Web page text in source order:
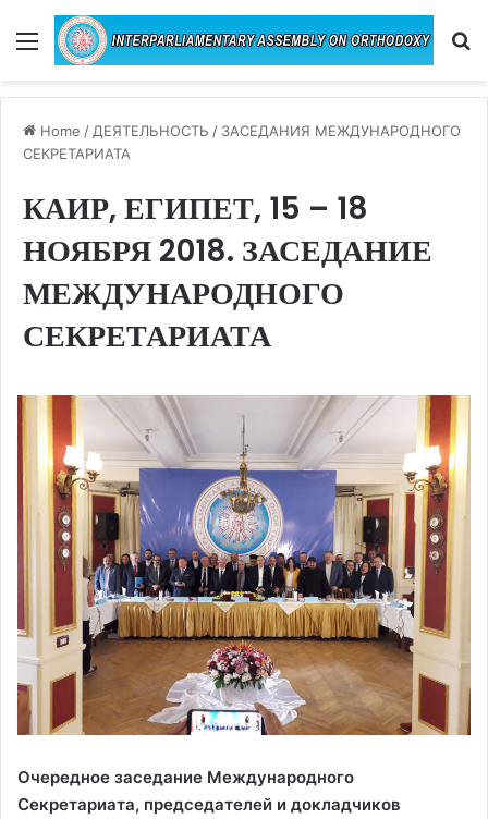
Menu
Home / ДЕЯТЕЛЬНОСТЬ / ЗАСЕДАНИЯ МЕЖДУНАРОДНОГО
СЕКРЕТАРИАТА
КАИР, ЕГИПЕТ, 15 – 18
НОЯБРЯ 2018. ЗАСЕДАНИЕ
МЕЖДУНАРОДНОГО
СЕКРЕТАРИАТА
Очередное заседание Международного
Секретариата, председателей и докладчиков